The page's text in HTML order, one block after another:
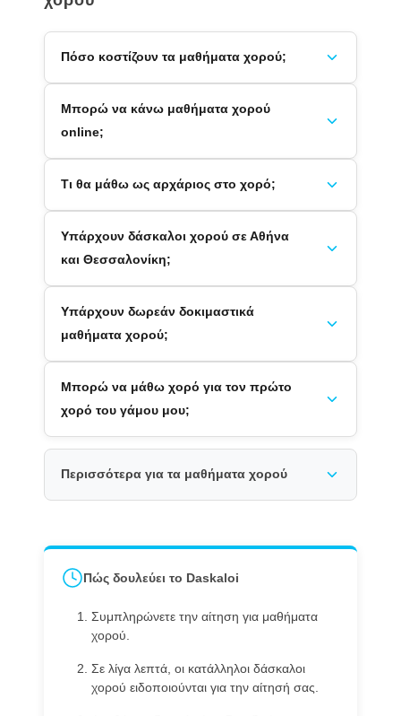
Πόσο κοστίζουν τα μαθήματα χορού;
Μπορώ να κάνω μαθήματα χορού
online;
Τι θα μάθω ως αρχάριος στο χορό;
Υπάρχουν δάσκαλοι χορού σε Αθήνα
και Θεσσαλονίκη;
Υπάρχουν δωρεάν δοκιμαστικά
μαθήματα χορού;
Μπορώ να μάθω χορό για τον πρώτο
χορό του γάμου μου;
Περισσότερα για τα μαθήματα χορού
Πώς δουλεύει το Daskaloi
Συμπληρώνετε την αίτηση για μαθήματα
χορού.
Σε λίγα λεπτά, οι κατάλληλοι δάσκαλοι
χορού ειδοποιούνται για την αίτησή σας.